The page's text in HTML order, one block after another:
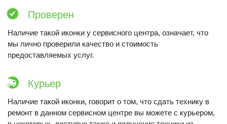
Проверен
Наличие такой иконки у сервисного центра, означает, что
мы лично проверили качество и стоимость
предоставляемых услуг.
Курьер
Наличие такой иконки, говорит о том, что сдать технику в
ремонт в данном сервисном центре вы можете с курьером,